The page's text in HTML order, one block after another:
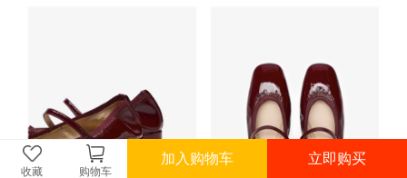
收藏 购物车
加入购物车 立即购买